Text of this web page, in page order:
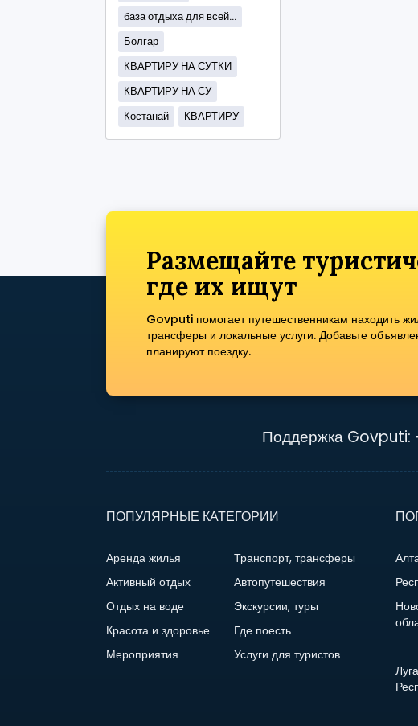
база отдыха для всей...
Болгар
КВАРТИРУ НА СУТКИ
КВАРТИРУ НА СУ
Костанай
КВАРТИРУ
Размещайте
где их ищут
Govputi помогает путешественникам находить
трансферы и локальные услуги. Добавьте
планируют поездку.
Поддержка Govputi:
ПОПУЛЯРНЫЕ КАТЕГОРИИ
Аренда жилья
Транспорт, трансферы
Активный отдых
Автопутешествия
Отдых на воде
Экскурсии, туры
Красота и здоровье
Где поесть
Мероприятия
Услуги для туристов